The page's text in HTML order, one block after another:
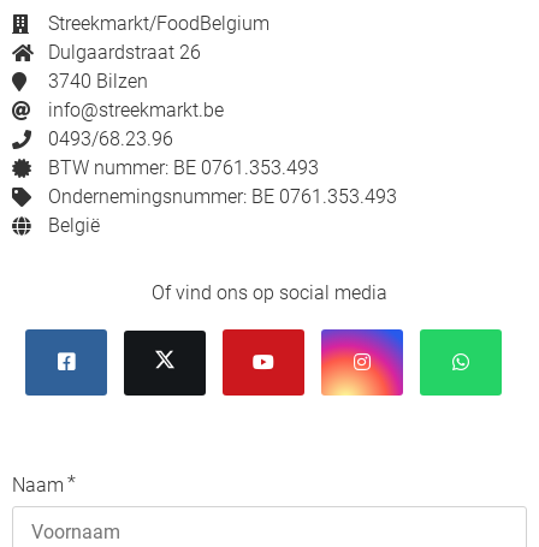
Streekmarkt/FoodBelgium
Dulgaardstraat 26
3740 Bilzen
info@streekmarkt.be
0493/68.23.96
BTW nummer: BE 0761.353.493
Ondernemingsnummer: BE 0761.353.493
België
Of vind ons op social media
Naam *